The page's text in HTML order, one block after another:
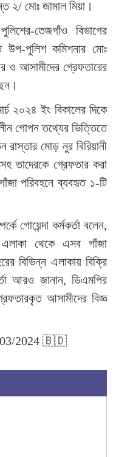
২/ মোঃ জামাল মিয়া।
তেজগাঁও বিভাগের
উপ-পুলিশ কমিশনার মোঃ
ও আসামীদের গ্রেফতারের
২০২৪ ইং বিকালের দিকে
গোপন তথ্যের ভিত্তিতে
রাস্তার মোড় নুর বিরিয়ানী
তাদেরকে গ্রেফতার করা
পরিবহনে ব্যবহৃত ১-টি
গোয়েন্দা কর্মকর্তা বলেন,
এলাকা থেকে এসব গাঁজা
বিভিন্ন এলাকায় বিক্রি
আরও জানান, ডিএমপির
আসামীদের বিজ্ঞ
03/2024 🇧🇩